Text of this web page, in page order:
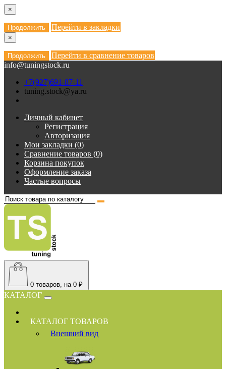
×
Продолжить Перейти в закладки
×
Продолжить
Перейти в сравнение товаров
info@tuningstock.ru
+7(927)691-87-11
tuning.stock@ya.ru
Личный кабинет
Регистрация
Авторизация
Мои закладки (0)
Сравнение товаров (0)
Корзина покупок
Оформление заказа
Частые вопросы
0 товаров, на 0 ₽
КАТАЛОГ
КАТАЛОГ ТОВАРОВ
Внешний вид